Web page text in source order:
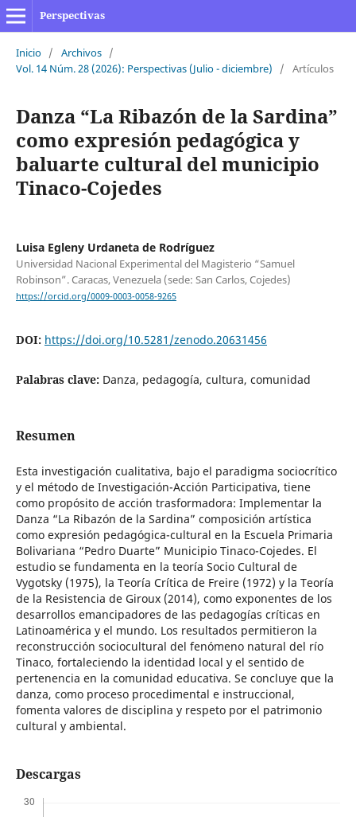
Perspectivas
Inicio / Archivos /
Vol. 14 Núm. 28 (2026): Perspectivas (Julio - diciembre)
/ Artículos
Danza “La Ribazón de la Sardina”
como expresión pedagógica y
baluarte cultural del municipio
Tinaco-Cojedes
Luisa Egleny Urdaneta de Rodríguez
Universidad Nacional Experimental del Magisterio “Samuel
Robinson”. Caracas, Venezuela (sede: San Carlos, Cojedes)
https://orcid.org/0009-0003-0058-9265
DOI: https://doi.org/10.5281/zenodo.20631456
Palabras clave: Danza, pedagogía, cultura, comunidad
Resumen
Esta investigación cualitativa, bajo el paradigma sociocrítico
y el método de Investigación-Acción Participativa, tiene
como propósito de acción trasformadora: Implementar la
Danza “La Ribazón de la Sardina” composición artística
como expresión pedagógica-cultural en la Escuela Primaria
Bolivariana “Pedro Duarte” Municipio Tinaco-Cojedes. El
estudio se fundamenta en la teoría Socio Cultural de
Vygotsky (1975), la Teoría Crítica de Freire (1972) y la Teoría
de la Resistencia de Giroux (2014), como exponentes de los
desarrollos emancipadores de las pedagogías críticas en
Latinoamérica y el mundo. Los resultados permitieron la
reconstrucción sociocultural del fenómeno natural del río
Tinaco, fortaleciendo la identidad local y el sentido de
pertenencia en la comunidad educativa. Se concluye que la
danza, como proceso procedimental e instruccional,
fomenta valores de disciplina y respeto por el patrimonio
cultural y ambiental.
Descargas